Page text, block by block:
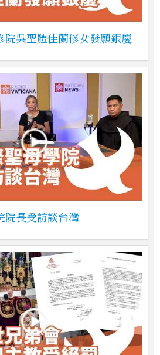
院吳聖體佳蘭修女發願銀慶
院長受訪談台灣